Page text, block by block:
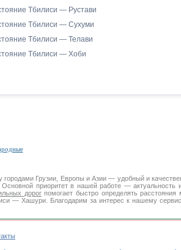
Тбилиси — Рустави
Тбилиси — Сухуми
Тбилиси — Телави
Тбилиси — Хоби
городами Грузии, Европы и Азии — удобный и
Основной приоритет в нашей работе — актуальность
дорогпомогает быстро определять расстояния
— Хашури. Благодарим за интерес к нашему